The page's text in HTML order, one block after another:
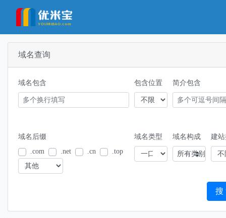
域名查询
域名包含 包含位置 简介包含
域名后缀
.com
.net .cn .top
域名类型 域名构成
所有类别
建
搜